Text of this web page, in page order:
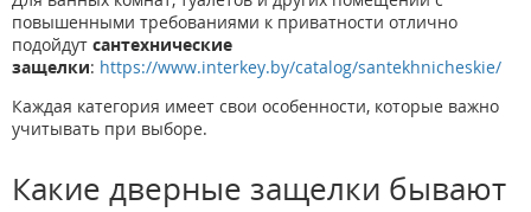
повышенными требованиями к приватности отлично
подойдут сантехнические
защелки: https://www.interkey.by/catalog/santekhnicheskie/
Каждая категория имеет свои особенности, которые важно
учитывать при выборе.
Какие дверные защелки бывают